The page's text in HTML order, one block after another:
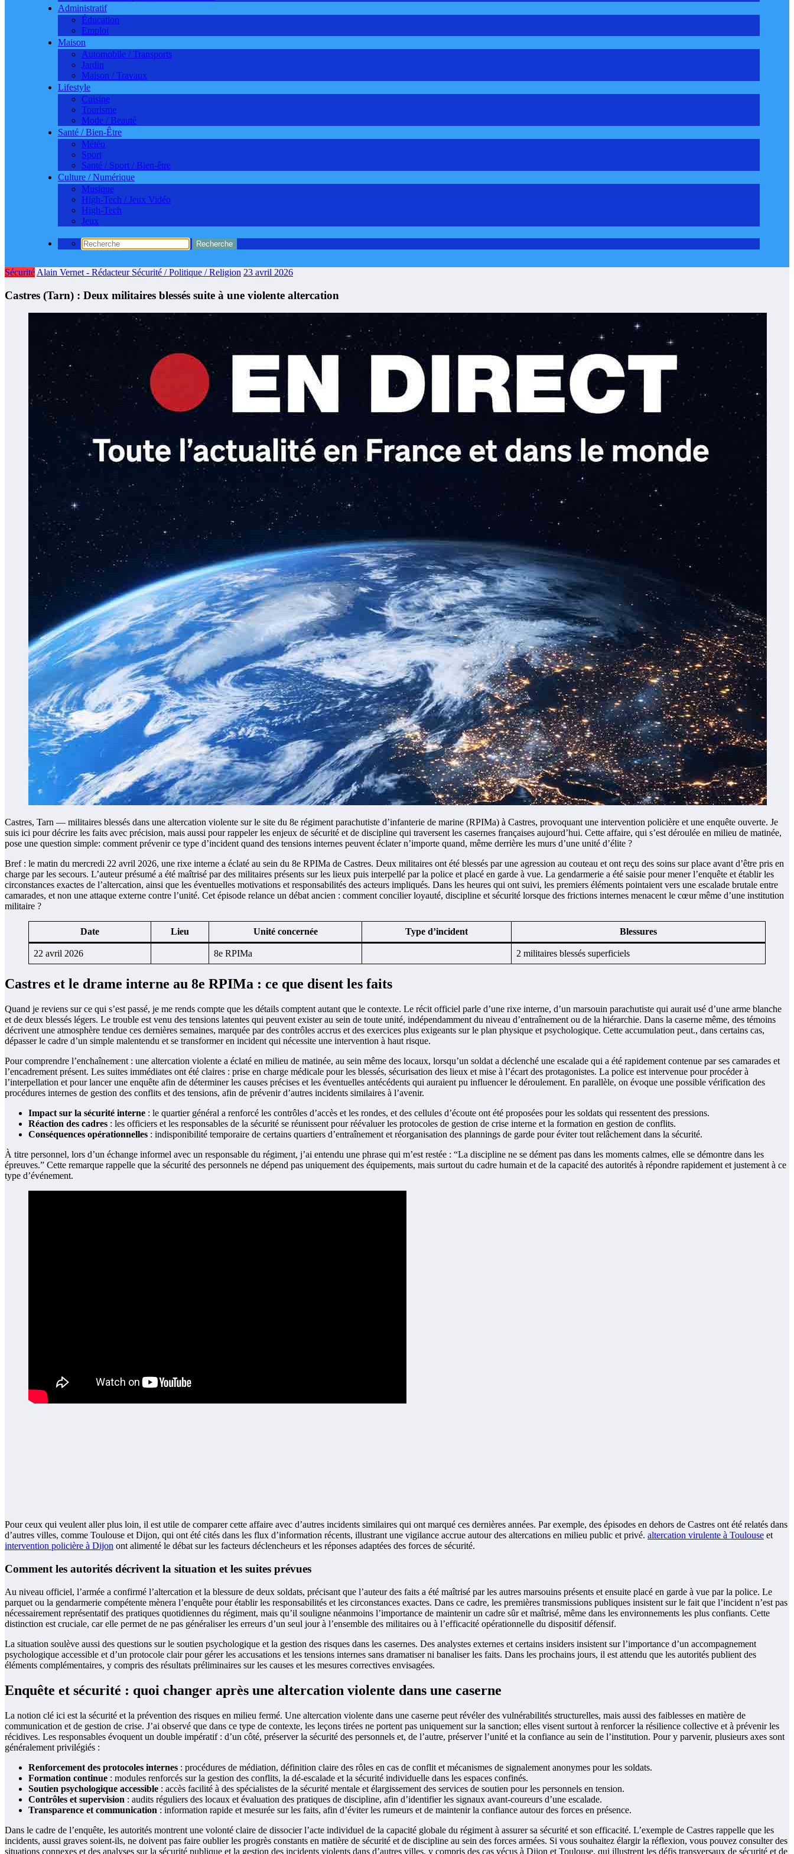
Administratif
Éducation
Emploi
Maison
Automobile / Transports
Jardin
Maison / Travaux
Lifestyle
Cuisine
Tourisme
Mode / Beauté
Santé / Bien-Être
Météo
Sport
Santé / Sport / Bien-être
Culture / Numérique
Musique
High-Tech / Jeux Vidéo
High-Tech
Jeux
Sécurité Alain Vernet - Rédacteur Sécurité / Politique / Religion 23 avril 2026
Castres (Tarn) : Deux militaires blessés suite à une violente altercation
Castres, Tarn — militaires blessés dans une altercation violente sur le site du 8e régiment parachutiste d’infanterie de marine (RPIMa) à Castres, provoquant une intervention policière et une enquête ouverte. Je
suis ici pour décrire les faits avec précision, mais aussi pour rappeler les enjeux de sécurité et de discipline qui traversent les casernes françaises aujourd’hui. Cette affaire, qui s’est déroulée en milieu de matinée,
pose une question simple: comment prévenir ce type d’incident quand des tensions internes peuvent éclater n’importe quand, même derrière les murs d’une unité d’élite ?
Bref : le matin du mercredi 22 avril 2026, une rixe interne a éclaté au sein du 8e RPIMa de Castres. Deux militaires ont été blessés par une agression au couteau et ont reçu des soins sur place avant d’être pris en
charge par les secours. L’auteur présumé a été maîtrisé par des militaires présents sur les lieux puis interpellé par la police et placé en garde à vue. La gendarmerie a été saisie pour mener l’enquête et établir les
circonstances exactes de l’altercation, ainsi que les éventuelles motivations et responsabilités des acteurs impliqués. Dans les heures qui ont suivi, les premiers éléments pointaient vers une escalade brutale entre
camarades, et non une attaque externe contre l’unité. Cet épisode relance un débat ancien : comment concilier loyauté, discipline et sécurité lorsque des frictions internes menacent le cœur même d’une institution
militaire ?
Date Lieu Unité concernée Type d’incident Blessures
22 avril 2026 8e RPIMa 2 militaires blessés superficiels
Castres et le drame interne au 8e RPIMa : ce que disent les faits
Quand je reviens sur ce qui s’est passé, je me rends compte que les détails comptent autant que le contexte. Le récit officiel parle d’une rixe interne, d’un marsouin parachutiste qui aurait usé d’une arme blanche
et de deux blessés légers. Le trouble est venu des tensions latentes qui peuvent exister au sein de toute unité, indépendamment du niveau d’entraînement ou de la hiérarchie. Dans la caserne même, des témoins
décrivent une atmosphère tendue ces dernières semaines, marquée par des contrôles accrus et des exercices plus exigeants sur le plan physique et psychologique. Cette accumulation peut., dans certains cas,
dépasser le cadre d’un simple malentendu et se transformer en incident qui nécessite une intervention à haut risque.
Pour comprendre l’enchaînement : une altercation violente a éclaté en milieu de matinée, au sein même des locaux, lorsqu’un soldat a déclenché une escalade qui a été rapidement contenue par ses camarades et
l’encadrement présent. Les suites immédiates ont été claires : prise en charge médicale pour les blessés, sécurisation des lieux et mise à l’écart des protagonistes. La police est intervenue pour procéder à
l’interpellation et pour lancer une enquête afin de déterminer les causes précises et les éventuelles antécédents qui auraient pu influencer le déroulement. En parallèle, on évoque une possible vérification des
procédures internes de gestion des conflits et des tensions, afin de prévenir d’autres incidents similaires à l’avenir.
Impact sur la sécurité interne : le quartier général a renforcé les contrôles d’accès et les rondes, et des cellules d’écoute ont été proposées pour les soldats qui ressentent des pressions.
Réaction des cadres : les officiers et les responsables de la sécurité se réunissent pour réévaluer les protocoles de gestion de crise interne et la formation en gestion de conflits.
Conséquences opérationnelles : indisponibilité temporaire de certains quartiers d’entraînement et réorganisation des plannings de garde pour éviter tout relâchement dans la sécurité.
À titre personnel, lors d’un échange informel avec un responsable du régiment, j’ai entendu une phrase qui m’est restée : “La discipline ne se dément pas dans les moments calmes, elle se démontre dans les
épreuves.” Cette remarque rappelle que la sécurité des personnels ne dépend pas uniquement des équipements, mais surtout du cadre humain et de la capacité des autorités à répondre rapidement et justement à ce
type d’événement.
Pour ceux qui veulent aller plus loin, il est utile de comparer cette affaire avec d’autres incidents similaires qui ont marqué ces dernières années. Par exemple, des épisodes en dehors de Castres ont été relatés dans
d’autres villes, comme Toulouse et Dijon, qui ont été cités dans les flux d’information récents, illustrant une vigilance accrue autour des altercations en milieu public et privé. altercation virulente à Toulouse et
intervention policière à Dijon ont alimenté le débat sur les facteurs déclencheurs et les réponses adaptées des forces de sécurité.
Comment les autorités décrivent la situation et les suites prévues
Au niveau officiel, l’armée a confirmé l’altercation et la blessure de deux soldats, précisant que l’auteur des faits a été maîtrisé par les autres marsouins présents et ensuite placé en garde à vue par la police. Le
parquet ou la gendarmerie compétente mènera l’enquête pour établir les responsabilités et les circonstances exactes. Dans ce cadre, les premières transmissions publiques insistent sur le fait que l’incident n’est pas
nécessairement représentatif des pratiques quotidiennes du régiment, mais qu’il souligne néanmoins l’importance de maintenir un cadre sûr et maîtrisé, même dans les environnements les plus confiants. Cette
distinction est cruciale, car elle permet de ne pas généraliser les erreurs d’un seul jour à l’ensemble des militaires ou à l’efficacité opérationnelle du dispositif défensif.
La situation soulève aussi des questions sur le soutien psychologique et la gestion des risques dans les casernes. Des analystes externes et certains insiders insistent sur l’importance d’un accompagnement
psychologique accessible et d’un protocole clair pour gérer les accusations et les tensions internes sans dramatiser ni banaliser les faits. Dans les prochains jours, il est attendu que les autorités publient des
éléments complémentaires, y compris des résultats préliminaires sur les causes et les mesures correctives envisagées.
Enquête et sécurité : quoi changer après une altercation violente dans une caserne
La notion clé ici est la sécurité et la prévention des risques en milieu fermé. Une altercation violente dans une caserne peut révéler des vulnérabilités structurelles, mais aussi des faiblesses en matière de
communication et de gestion de crise. J’ai observé que dans ce type de contexte, les leçons tirées ne portent pas uniquement sur la sanction; elles visent surtout à renforcer la résilience collective et à prévenir les
récidives. Les responsables évoquent un double impératif : d’un côté, préserver la sécurité des personnels et, de l’autre, préserver l’unité et la confiance au sein de l’institution. Pour y parvenir, plusieurs axes sont
généralement privilégiés :
Renforcement des protocoles internes : procédures de médiation, définition claire des rôles en cas de conflit et mécanismes de signalement anonymes pour les soldats.
Formation continue : modules renforcés sur la gestion des conflits, la dé-escalade et la sécurité individuelle dans les espaces confinés.
Soutien psychologique accessible : accès facilité à des spécialistes de la sécurité mentale et élargissement des services de soutien pour les personnels en tension.
Contrôles et supervision : audits réguliers des locaux et évaluation des pratiques de discipline, afin d’identifier les signaux avant-coureurs d’une escalade.
Transparence et communication : information rapide et mesurée sur les faits, afin d’éviter les rumeurs et de maintenir la confiance autour des forces en présence.
Dans le cadre de l’enquête, les autorités montrent une volonté claire de dissocier l’acte individuel de la capacité globale du régiment à assurer sa sécurité et son efficacité. L’exemple de Castres rappelle que les
incidents, aussi graves soient-ils, ne doivent pas faire oublier les progrès constants en matière de sécurité et de discipline au sein des forces armées. Si vous souhaitez élargir la réflexion, vous pouvez consulter des
situations connexes et des analyses sur la sécurité publique et la gestion des incidents violents dans d’autres villes, y compris des cas vécus à Dijon et Toulouse, qui illustrent les défis transversaux de sécurité et de